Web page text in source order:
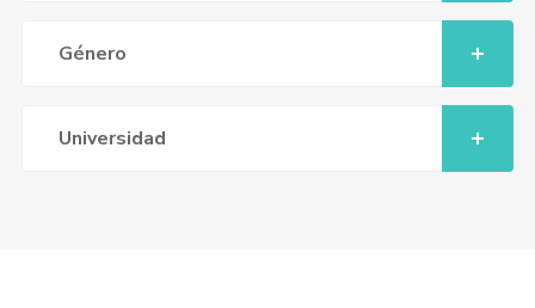
Género
Universidad